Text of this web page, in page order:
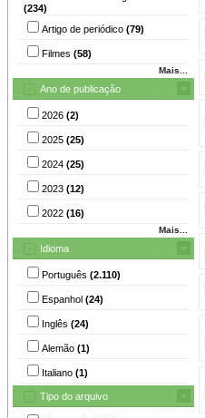
(234)
Artigo de periódico (79)
Filmes (58)
Mais...
Ano de publicação
2026 (2)
2025 (25)
2024 (25)
2023 (12)
2022 (16)
Mais...
Idioma
Português (2.110)
Espanhol (24)
Inglês (24)
Alemão (1)
Italiano (1)
Tipo do arquivo